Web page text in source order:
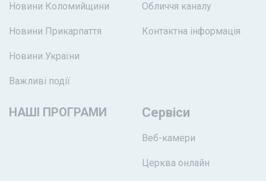
Новини Коломийщини
Новини Прикарпаття
Новини України
Важливі події
Обличчя каналу
Контактна інформація
НАШІ ПРОГРАМИ Сервіси
Веб-камери
Церква онлайн